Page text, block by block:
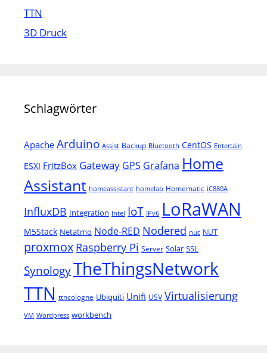
TTN
3D Druck
Schlagwörter
Apache Arduino Assist Backup Bluetooth CentOS Entertain
ESXI FritzBox Gateway GPS Grafana Home
Assistant homeassistant homelab Homematic iC880A
InfluxDB Integration Intel IoT IPv6 LoRaWAN
M5Stack Netatmo Node-RED Nodered nuc NUT
proxmox Raspberry Pi Server Solar SSL
SynologyTheThingsNetwork
TTN ttncologne Ubiquiti Unifi USV Virtualisierung
VM Wordpress workbench